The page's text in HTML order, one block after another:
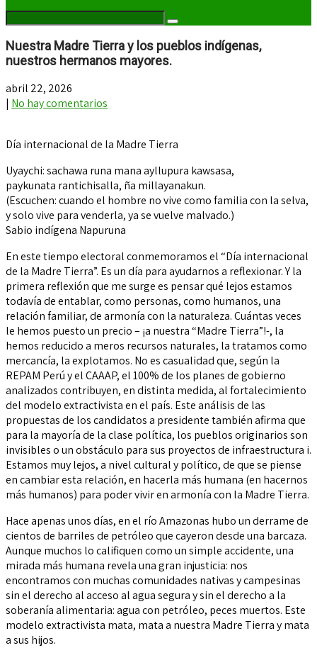
Nuestra Madre Tierra y los pueblos indígenas,
nuestros hermanos mayores.
abril 22, 2026
| No hay comentarios
Día internacional de la Madre Tierra
Uyaychi: sachawa runa mana ayllupura kawsasa,
paykunata rantichisalla, ña millayanakun.
(Escuchen: cuando el hombre no vive como familia con la selva,
y solo vive para venderla, ya se vuelve malvado.)
Sabio indígena Napuruna
En este tiempo electoral conmemoramos el “Día internacional
de la Madre Tierra”. Es un día para ayudarnos a reflexionar. Y la
primera reflexión que me surge es pensar qué lejos estamos
todavía de entablar, como personas, como humanos, una
relación familiar, de armonía con la naturaleza. Cuántas veces
le hemos puesto un precio – ¡a nuestra “Madre Tierra”!-, la
hemos reducido a meros recursos naturales, la tratamos como
mercancía, la explotamos. No es casualidad que, según la
REPAM Perú y el CAAAP, el 100% de los planes de gobierno
analizados contribuyen, en distinta medida, al fortalecimiento
del modelo extractivista en el país. Este análisis de las
propuestas de los candidatos a presidente también afirma que
para la mayoría de la clase política, los pueblos originarios son
invisibles o un obstáculo para sus proyectos de infraestructura i.
Estamos muy lejos, a nivel cultural y político, de que se piense
en cambiar esta relación, en hacerla más humana (en hacernos
más humanos) para poder vivir en armonía con la Madre Tierra.
Hace apenas unos días, en el río Amazonas hubo un derrame de
cientos de barriles de petróleo que cayeron desde una barcaza.
Aunque muchos lo califiquen como un simple accidente, una
mirada más humana revela una gran injusticia: nos
encontramos con muchas comunidades nativas y campesinas
sin el derecho al acceso al agua segura y sin el derecho a la
soberanía alimentaria: agua con petróleo, peces muertos. Este
modelo extractivista mata, mata a nuestra Madre Tierra y mata
a sus hijos.